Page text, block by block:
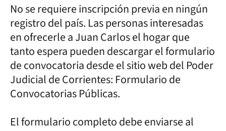
No se requiere inscripción previa en ningún
registro del país. Las personas interesadas
en ofrecerle a Juan Carlos el hogar que
tanto espera pueden descargar el formulario
de convocatoria desde el sitio web del Poder
Judicial de Corrientes: Formulario de
Convocatorias Públicas.
El formulario completo debe enviarse al